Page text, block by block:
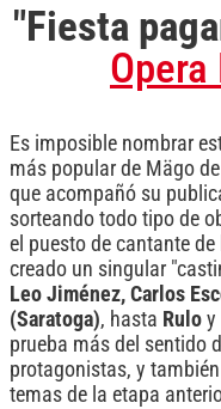
"Fiesta
Opera
Es imposible nombrar
más popular de Mägo
que acompañó su
sorteando todo tipo de
el puesto de cantante
creado un singular
Leo Jiménez, Carlos
(Saratoga), hasta Rulo y
prueba más del sentido
protagonistas, y
temas de la etapa